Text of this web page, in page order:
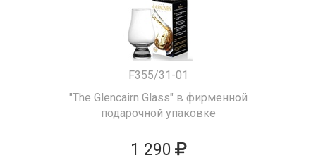
F355/31-01
"The Glencairn Glass" в фирменной
подарочной упаковке
1 290